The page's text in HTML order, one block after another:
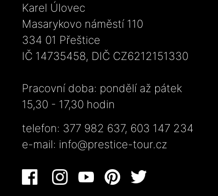
Karel Úlovec
Masarykovo náměstí 110
334 01 Přeštice
IČ 14735458, DIČ CZ6212151330
Pracovní doba: pondělí až pátek
15,30 - 17,30 hodin
telefon: 377 982 637, 603 147 234
e-mail: info@prestice-tour.cz